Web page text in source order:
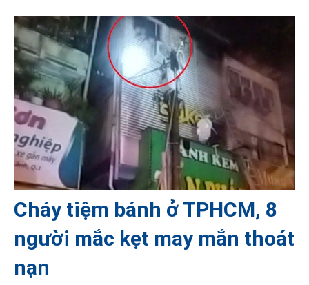
Cháy tiệm bánh ở TPHCM, 8
người mắc kẹt may mắn thoát
nạn